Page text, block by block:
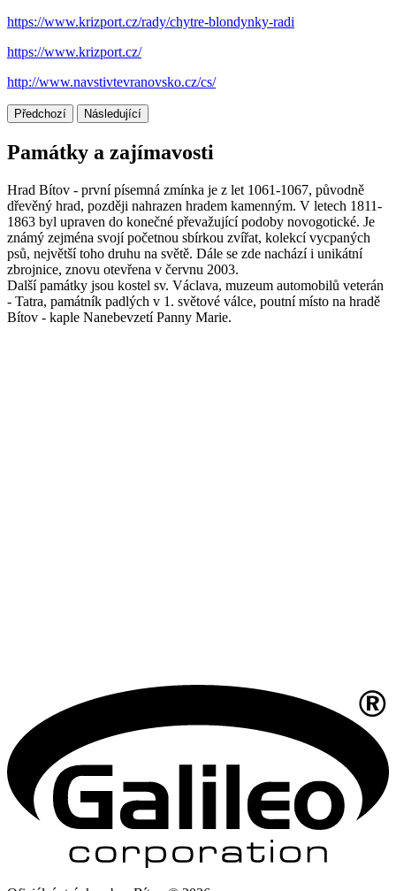
https://www.krizport.cz/rady/chytre-blondynky-radi
https://www.krizport.cz/
http://www.navstivtevranovsko.cz/cs/
Předchozí Následující
Památky a zajímavosti
Hrad Bítov - první písemná zmínka je z let 1061-1067, původně
dřevěný hrad, později nahrazen hradem kamenným. V letech 1811-
1863 byl upraven do konečné převažující podoby novogotické. Je
známý zejména svojí početnou sbírkou zvířat, kolekcí vycpaných
psů, největší toho druhu na světě. Dále se zde nachází i unikátní
zbrojnice, znovu otevřena v červnu 2003.
Další památky jsou kostel sv. Václava, muzeum automobilů veterán
- Tatra, památník padlých v 1. světové válce, poutní místo na hradě
Bítov - kaple Nanebevzetí Panny Marie.